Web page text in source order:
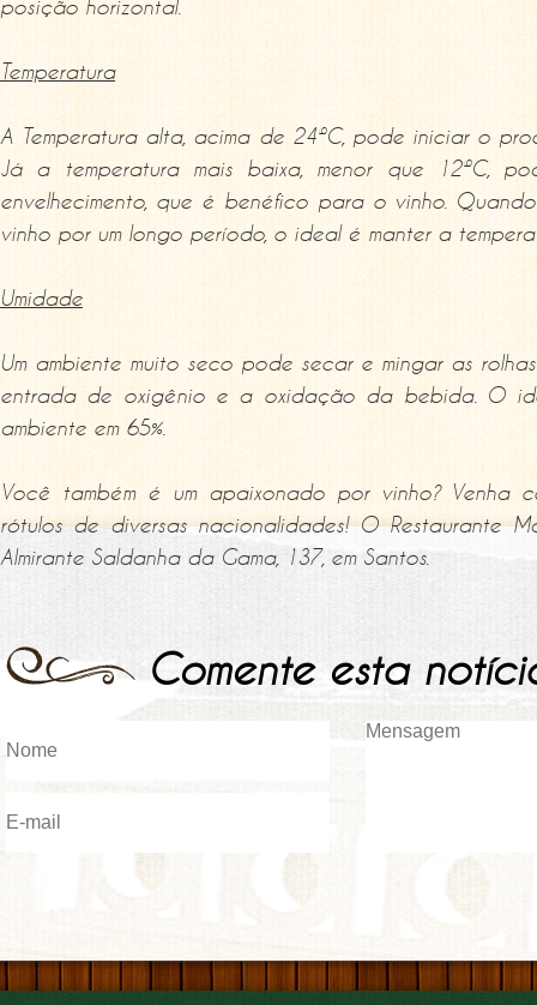
posição horizontal.
Temperatura
A Temperatura alta, acima de 24ºC, pode iniciar o
Já a temperatura mais baixa, menor que 12ºC,
envelhecimento, que é benéfico para o vinho.
vinho por um longo período, o ideal é manter a
Umidade
Um ambiente muito seco pode secar e mingar as
entrada de oxigênio e a oxidação da bebida. O
ambiente em 65%.
Você também é um apaixonado por vinho? Venha
rótulos de diversas nacionalidades! O Restaurante
Almirante Saldanha da Gama, 137, em Santos.
Comente esta